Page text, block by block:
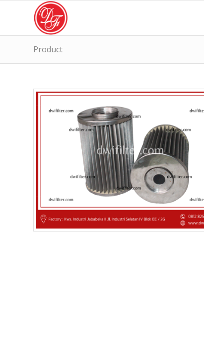
Product